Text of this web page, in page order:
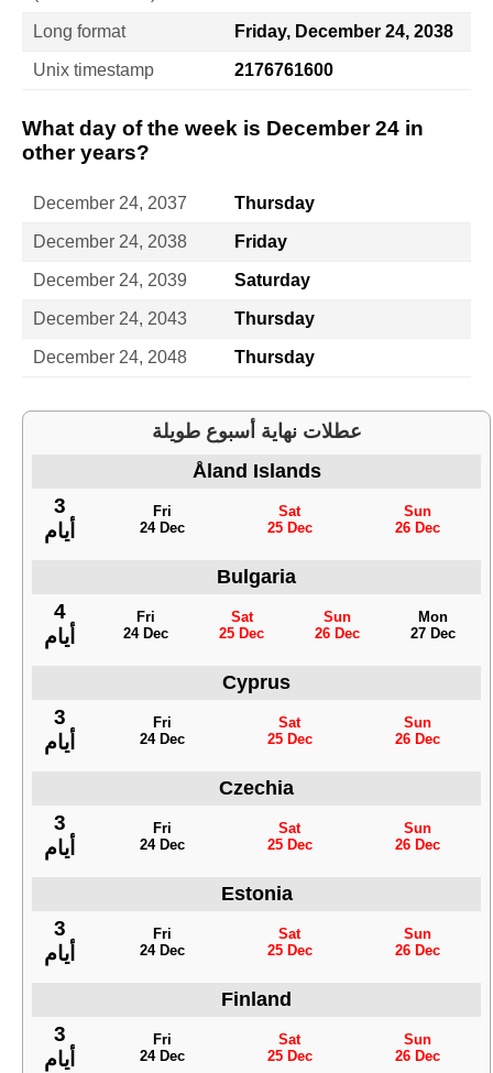
Long format Friday, December 24, 2038
Unix timestamp 2176761600
What day of the week is December 24 in
other years?
December 24, 2037 Thursday
December 24, 2038 Friday
December 24, 2039 Saturday
December 24, 2043 Thursday
December 24, 2048 Thursday
عطلات نهاية أسبوع طويلة
Åland Islands
3
أيام
Fri
24 Dec
Sat
25 Dec
Sun
26 Dec
Bulgaria
4
أيام
Fri
24 Dec
Sat
25 Dec
Sun
26 Dec
Mon
27 Dec
Cyprus
3
أيام
Fri
24 Dec
Sat
25 Dec
Sun
26 Dec
Czechia
3
أيام
Fri
24 Dec
Sat
25 Dec
Sun
26 Dec
Estonia
3
أيام
Fri
24 Dec
Sat
25 Dec
Sun
26 Dec
Finland
3
أيام
Fri
24 Dec
Sat
25 Dec
Sun
26 Dec